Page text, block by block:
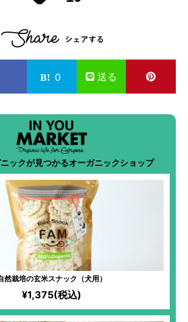
0 送る
ックが見つかるオーガニックショップ
然栽培の玄米スナック（犬用）
¥1,375(税込)